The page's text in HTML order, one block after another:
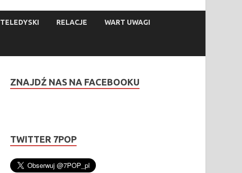
TELEDYSKI RELACJE WART UWAGI
ZNAJDŹ NAS NA FACEBOOKU
TWITTER 7POP